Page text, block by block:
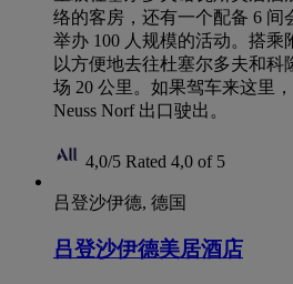
络的客房，还有一个配备 6 间
举办 100 人规模的活动。搭乘
以方便地去往杜塞尔多夫和
场 20 公里。如果驾车来这里
Neuss Norf 出口驶出。
4,0/5 Rated 4,0 of 5
吕登沙伊德, 德国
吕登沙伊德美居酒店